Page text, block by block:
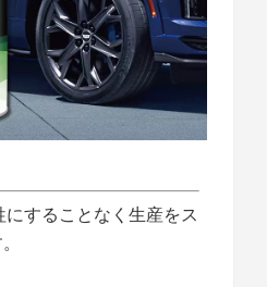
することなく生産をス